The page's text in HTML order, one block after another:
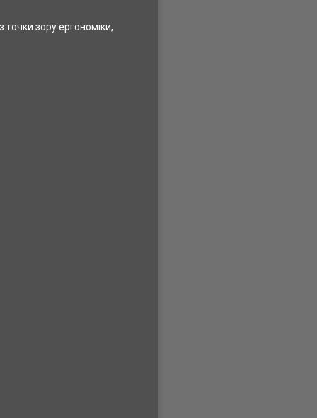
точки зору ергономіки,